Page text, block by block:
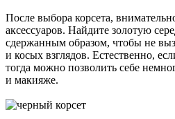
После выбора корсета,
аксессуаров. Найдите золотую
сдержанным образом, чтобы не
и косых взглядов. Естественно,
тогда можно позволить себе
и макияже.